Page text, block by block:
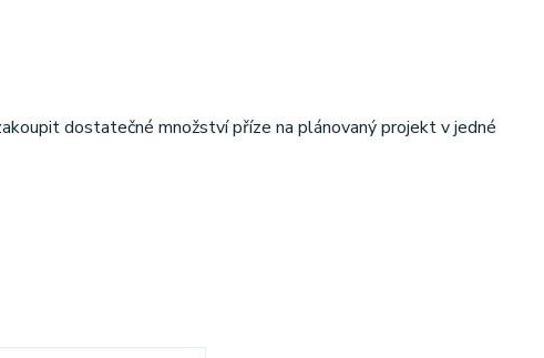
dostatečné množství příze na plánovaný projekt v jedné